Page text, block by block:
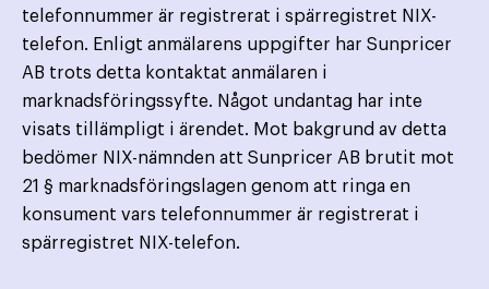
telefonnummer är registrerat i spärregistret NIX-
telefon. Enligt anmälarens uppgifter har Sunpricer
AB trots detta kontaktat anmälaren i
marknadsföringssyfte. Något undantag har inte
visats tillämpligt i ärendet. Mot bakgrund av detta
bedömer NIX-nämnden att Sunpricer AB brutit mot
21 § marknadsföringslagen genom att ringa en
konsument vars telefonnummer är registrerat i
spärregistret NIX-telefon.